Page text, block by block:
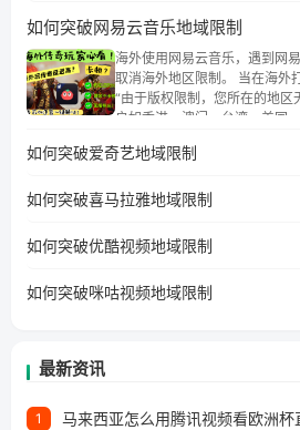
权限制问题，且仅能在中国大陆地区播放。
朋友们，使用番茄回国加速器
讯视频地区版权限制」的问题
湾、美国、加拿大、澳大利亚
学、定居等，都可以使用，不
如何突破网易云音乐地域限制
海外使用网易云音乐，遇到网
取消海外地区限制。 当在海外打开网易云音乐，却突然弹出
“由于版权限制，您所在的地区无法
户如香港、澳门、台湾、美国
地区及版权限制问题，且仅能在中
户收听网易云音乐地区版权限
工作、留学、定居等，都可以
所困扰。
如何突破爱奇艺地域限制
如何突破喜马拉雅地域限制
如何突破优酷视频地域限制
如何突破咪咕视频地域限制
最新资讯
1